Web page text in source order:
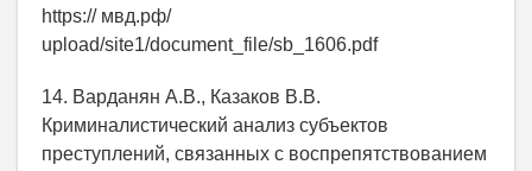
https:// мвд.рф/
upload/site1/document_file/sb_1606.pdf
14. Варданян А.В., Казаков В.В.
Криминалистический анализ субъектов
преступлений, связанных с воспрепятствованием